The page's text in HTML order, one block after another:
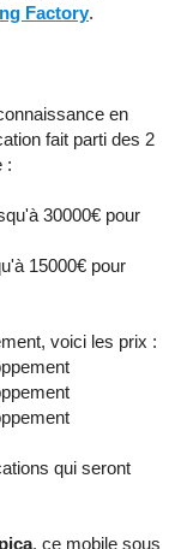
Factory.
en
fait parti des 2
:
30000€ pour
15000€ pour
voici les prix :
qui seront
, ce mobile sous